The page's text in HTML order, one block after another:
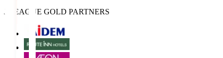
J.LEAGUE GOLD PARTNERS